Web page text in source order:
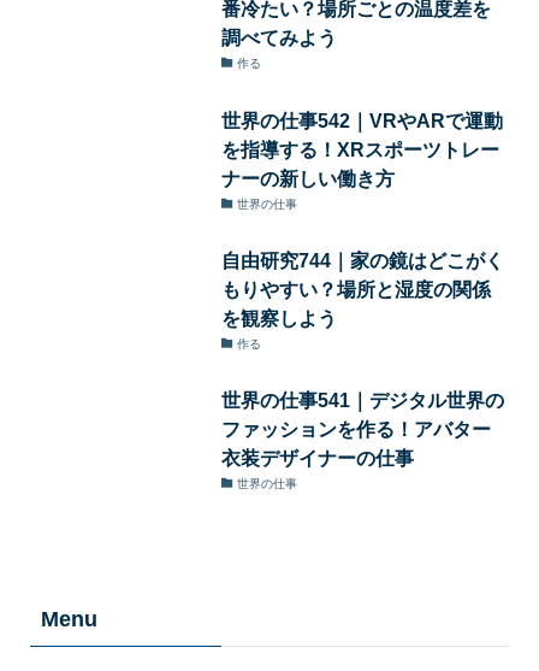
番冷たい？場所ごとの温度差を
調べてみよう
作る
世界の仕事542｜VRやARで運動
を指導する！XRスポーツトレー
ナーの新しい働き方
世界の仕事
自由研究744｜家の鏡はどこがく
もりやすい？場所と湿度の関係
を観察しよう
作る
世界の仕事541｜デジタル世界の
ファッションを作る！アバター
衣装デザイナーの仕事
世界の仕事
Menu